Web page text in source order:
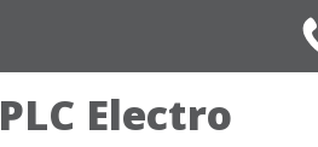
PLC Electro